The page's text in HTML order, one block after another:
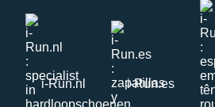
i-Run.nl i-Run.es